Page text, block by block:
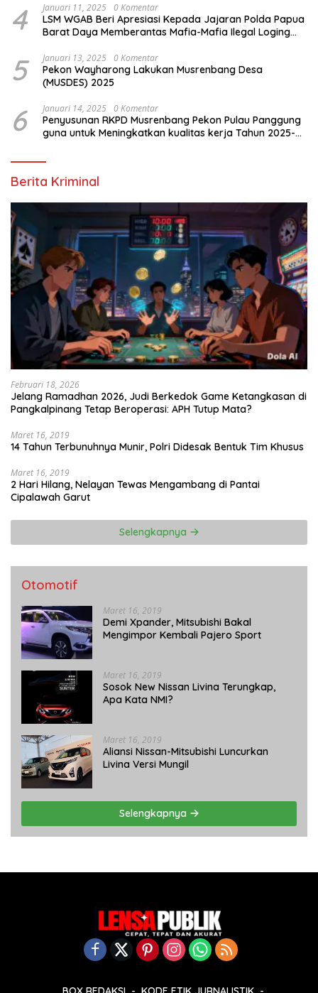
4 Januari 11, 2025 0 Komentar
LSM WGAB Beri Apresiasi Kepada Jajaran Polda Papua
Barat Daya Memberantas Mafia-Mafia Ilegal Loging
5 Januari 13, 2025 0 Komentar
Pekon Wayharong Lakukan Musrenbang Desa
(MUSDES) 2025
6 Januari 14, 2025 0 Komentar
Penyusunan RKPD Musrenbang Pekon Pulau Panggung
guna untuk Meningkatkan kualitas kerja Tahun 2025-
Berita Kriminal
Februari 18, 2026
Jelang Ramadhan 2026, Judi Berkedok Game Ketangkasan di
Pangkalpinang Tetap Beroperasi: APH Tutup Mata?
Maret 16, 2019
14 Tahun Terbunuhnya Munir, Polri Didesak Bentuk Tim Khusus
Maret 16, 2019
2 Hari Hilang, Nelayan Tewas Mengambang di Pantai
Cipalawah Garut
Selengkapnya
Otomotif
Maret 16, 2019
Demi Xpander, Mitsubishi Bakal
Mengimpor Kembali Pajero Sport
Maret 16, 2019
Sosok New Nissan Livina Terungkap,
Apa Kata NMI?
Maret 16, 2019
Aliansi Nissan-Mitsubishi Luncurkan
Livina Versi Mungil
Selengkapnya